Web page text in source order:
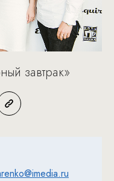
завтрак»